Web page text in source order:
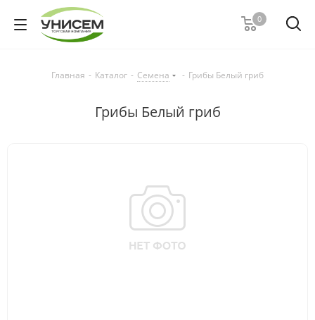
0
Главная - Каталог - Семена - Грибы Белый гриб
Грибы Белый гриб